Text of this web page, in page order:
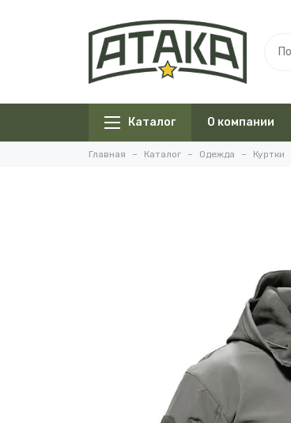
Каталог О компании
Главная Каталог Одежда Куртки